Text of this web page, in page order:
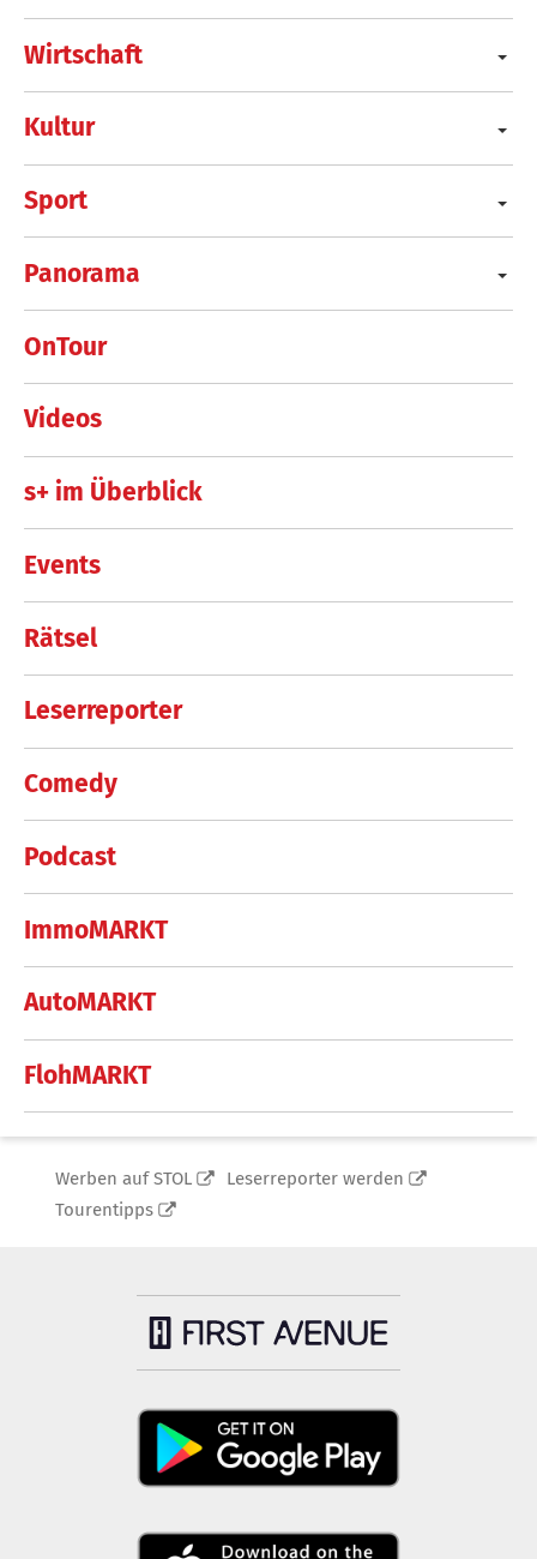
Wirtschaft
Kultur
Sport
Panorama
OnTour
Videos
s+ im Überblick
Events
Rätsel
Leserreporter
Comedy
Podcast
ImmoMARKT
AutoMARKT
FlohMARKT
Werben auf STOL
Leserreporter werden
Tourentipps